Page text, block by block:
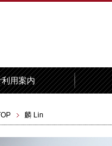
利用案内
麟 Lin